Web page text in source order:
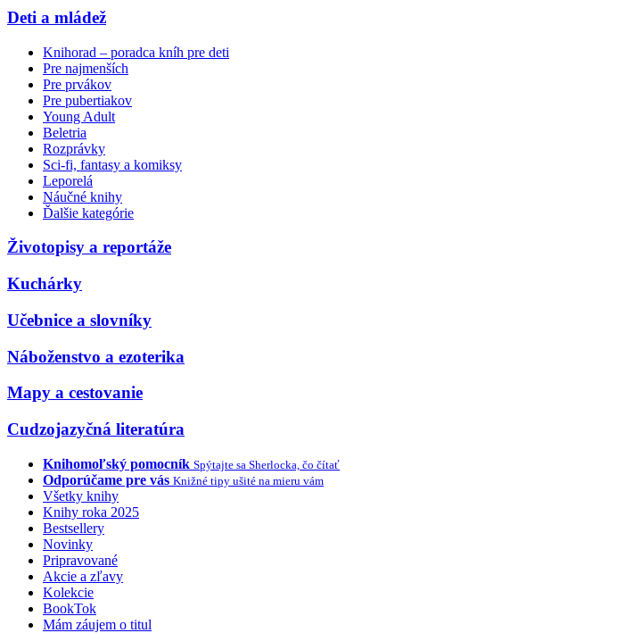
Deti a mládež
Knihorad – poradca kníh pre deti
Pre najmenších
Pre prvákov
Pre pubertiakov
Young Adult
Beletria
Rozprávky
Sci-fi, fantasy a komiksy
Leporelá
Náučné knihy
Ďalšie kategórie
Životopisy a reportáže
Kuchárky
Učebnice a slovníky
Náboženstvo a ezoterika
Mapy a cestovanie
Cudzojazyčná literatúra
Knihomoľský pomocník Spýtajte sa Sherlocka, čo čítať
Odporúčame pre vás Knižné tipy ušité na mieru vám
Všetky knihy
Knihy roka 2025
Bestsellery
Novinky
Pripravované
Akcie a zľavy
Kolekcie
BookTok
Mám záujem o titul